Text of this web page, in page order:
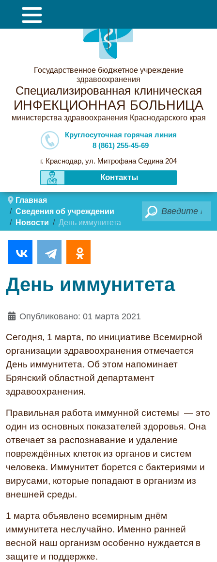
Государственное бюджетное учреждение
здравоохранения
Специализированная клиническая
ИНФЕКЦИОННАЯ БОЛЬНИЦА
министерства здравоохранения Краснодарского края
Круглосуточная горячая линия
8 (861) 255-45-69
г. Краснодар, ул. Митрофана Седина 204
Контакты
Главная
Сведения об учреждении
Новости
День иммунитета
Поиск
День иммунитета
Опубликовано: 01 марта 2021
Сегодня, 1 марта, по инициативе Всемирной
организации здравоохранения отмечается
День иммунитета. Об этом напоминает
Брянский областной департамент
здравоохранения.
Правильная работа иммунной системы — это
один из основных показателей здоровья. Она
отвечает за распознавание и удаление
повреждённых клеток из органов и систем
человека. Иммунитет борется с бактериями и
вирусами, которые попадают в организм из
внешней среды.
1 марта объявлено всемирным днём
иммунитета неслучайно. Именно ранней
весной наш организм особенно нуждается в
защите и поддержке.